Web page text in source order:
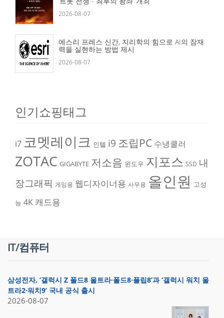
2026-08-07
에스리 프레스 신간, 지리학의 힘으로 AI의 잠재
력을 실현하는 방법 제시
2026-08-07
인기쇼핑태그
i7 코멧레이크 인텔 i9 조립PC 수냉쿨러
ZOTAC GIGABYTE 저소음 윈도우 지포스 SSD 내
장그래픽 게임용 웹디자이너용 사무용 올인원 고성
능 4K 캐드용
IT/컴퓨터
삼성전자, ‘갤럭시 Z 폴드8 울트라·폴드8·플립8’과 ‘갤럭시 워치 울
트라2·워치9’ 국내 공식 출시
2026-08-07